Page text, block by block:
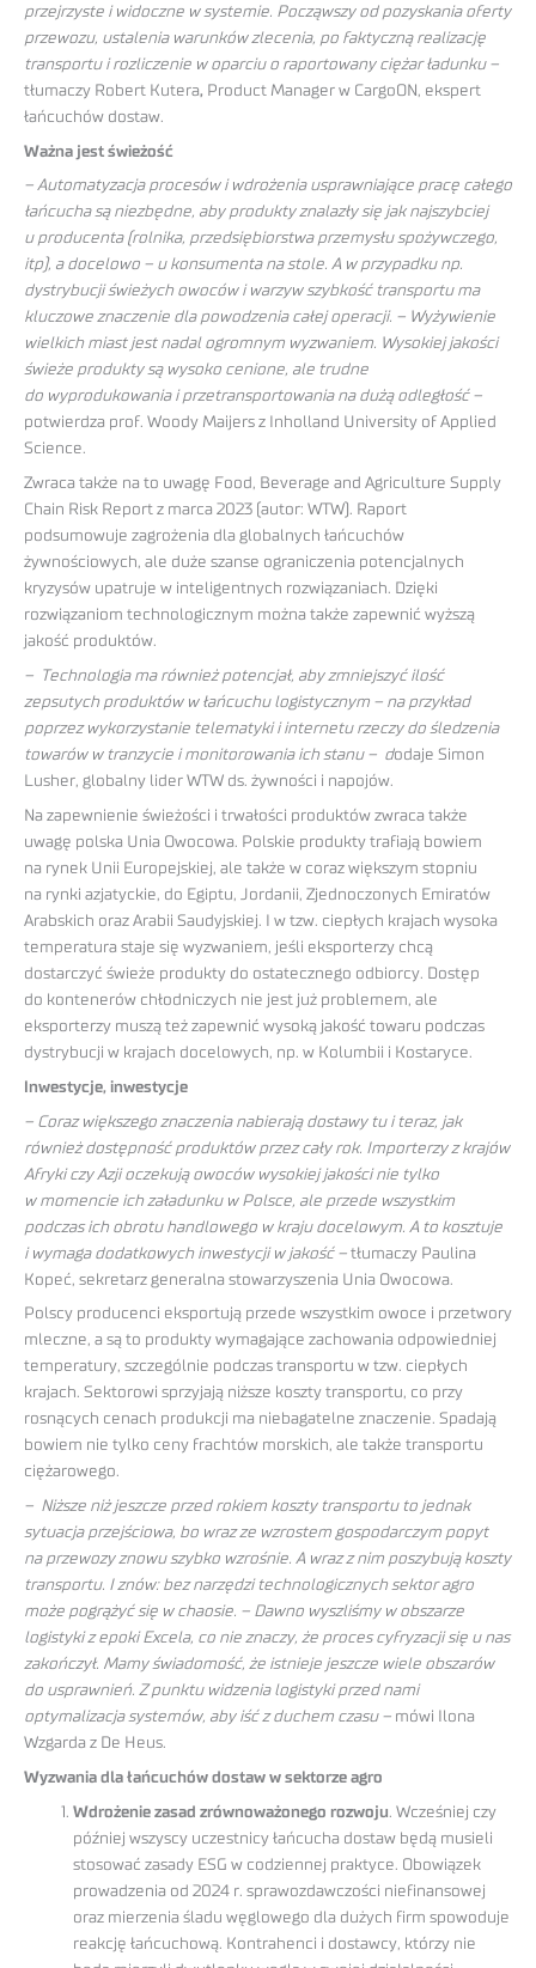
przejrzyste i widoczne w systemie. Począwszy od pozyskania oferty
przewozu, ustalenia warunków zlecenia, po faktyczną realizację
transportu i rozliczenie w oparciu o raportowany ciężar ładunku –
tłumaczy Robert Kutera, Product Manager w CargoON, ekspert
łańcuchów dostaw.
Ważna jest świeżość
– Automatyzacja procesów i wdrożenia usprawniające pracę całego
łańcucha są niezbędne, aby produkty znalazły się jak najszybciej
u producenta (rolnika, przedsiębiorstwa przemysłu spożywczego,
itp), a docelowo – u konsumenta na stole. A w przypadku np.
dystrybucji świeżych owoców i warzyw szybkość transportu ma
kluczowe znaczenie dla powodzenia całej operacji. – Wyżywienie
wielkich miast jest nadal ogromnym wyzwaniem. Wysokiej jakości
świeże produkty są wysoko cenione, ale trudne
do wyprodukowania i przetransportowania na dużą odległość –
potwierdza prof. Woody Maijers z Inholland University of Applied
Science.
Zwraca także na to uwagę Food, Beverage and Agriculture Supply
Chain Risk Report z marca 2023 (autor: WTW). Raport
podsumowuje zagrożenia dla globalnych łańcuchów
żywnościowych, ale duże szanse ograniczenia potencjalnych
kryzysów upatruje w inteligentnych rozwiązaniach. Dzięki
rozwiązaniom technologicznym można także zapewnić wyższą
jakość produktów.
– Technologia ma również potencjał, aby zmniejszyć ilość
zepsutych produktów w łańcuchu logistycznym – na przykład
poprzez wykorzystanie telematyki i internetu rzeczy do śledzenia
towarów w tranzycie i monitorowania ich stanu – dodaje Simon
Lusher, globalny lider WTW ds. żywności i napojów.
Na zapewnienie świeżości i trwałości produktów zwraca także
uwagę polska Unia Owocowa. Polskie produkty trafiają bowiem
na rynek Unii Europejskiej, ale także w coraz większym stopniu
na rynki azjatyckie, do Egiptu, Jordanii, Zjednoczonych Emiratów
Arabskich oraz Arabii Saudyjskiej. I w tzw. ciepłych krajach wysoka
temperatura staje się wyzwaniem, jeśli eksporterzy chcą
dostarczyć świeże produkty do ostatecznego odbiorcy. Dostęp
do kontenerów chłodniczych nie jest już problemem, ale
eksporterzy muszą też zapewnić wysoką jakość towaru podczas
dystrybucji w krajach docelowych, np. w Kolumbii i Kostaryce.
Inwestycje, inwestycje
– Coraz większego znaczenia nabierają dostawy tu i teraz, jak
również dostępność produktów przez cały rok. Importerzy z krajów
Afryki czy Azji oczekują owoców wysokiej jakości nie tylko
w momencie ich załadunku w Polsce, ale przede wszystkim
podczas ich obrotu handlowego w kraju docelowym. A to kosztuje
i wymaga dodatkowych inwestycji w jakość – tłumaczy Paulina
Kopeć, sekretarz generalna stowarzyszenia Unia Owocowa.
Polscy producenci eksportują przede wszystkim owoce i przetwory
mleczne, a są to produkty wymagające zachowania odpowiedniej
temperatury, szczególnie podczas transportu w tzw. ciepłych
krajach. Sektorowi sprzyjają niższe koszty transportu, co przy
rosnących cenach produkcji ma niebagatelne znaczenie. Spadają
bowiem nie tylko ceny frachtów morskich, ale także transportu
ciężarowego.
– Niższe niż jeszcze przed rokiem koszty transportu to jednak
sytuacja przejściowa, bo wraz ze wzrostem gospodarczym popyt
na przewozy znowu szybko wzrośnie. A wraz z nim poszybują koszty
transportu. I znów: bez narzędzi technologicznych sektor agro
może pogrążyć się w chaosie. – Dawno wyszliśmy w obszarze
logistyki z epoki Excela, co nie znaczy, że proces cyfryzacji się u nas
zakończył. Mamy świadomość, że istnieje jeszcze wiele obszarów
do usprawnień. Z punktu widzenia logistyki przed nami
optymalizacja systemów, aby iść z duchem czasu – mówi Ilona
Wzgarda z De Heus.
Wyzwania dla łańcuchów dostaw w sektorze agro
Wdrożenie zasad zrównoważonego rozwoju. Wcześniej czy
później wszyscy uczestnicy łańcucha dostaw będą musieli
stosować zasady ESG w codziennej praktyce. Obowiązek
prowadzenia od 2024 r. sprawozdawczości niefinansowej
oraz mierzenia śladu węglowego dla dużych firm spowoduje
reakcję łańcuchową. Kontrahenci i dostawcy, którzy nie